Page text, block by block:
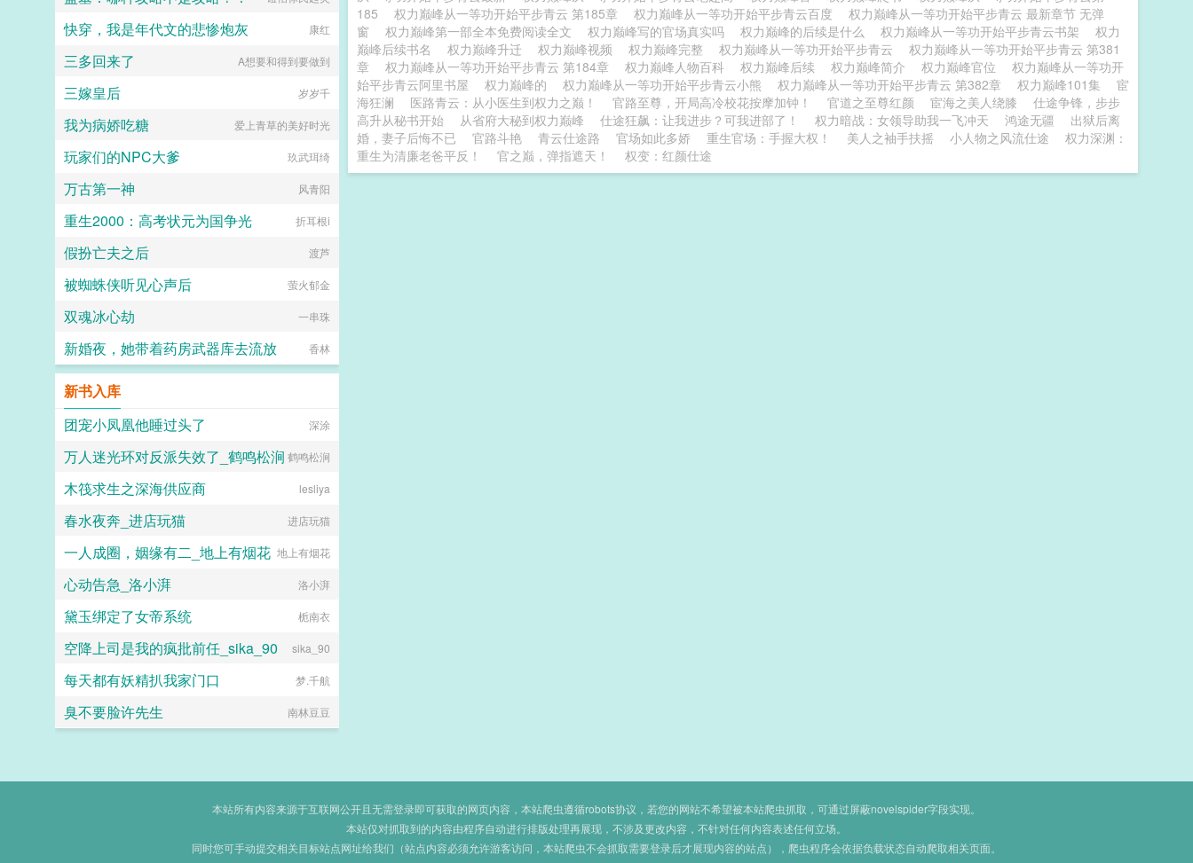
185
权力巅峰从一等功开始平步青云 第185章 权力巅峰从一等功开始平步青云百度
权力巅峰从一等功开始平步青云 最新章节 无弹
窗
权力巅峰第一部全本免费阅读全文 权力巅峰写的官场真实吗 权力巅峰的后续是什么 权力巅峰从一等功开始平步青云书架
权力
巅峰后续书名
权力巅峰升迁 权力巅峰视频 权力巅峰完整 权力巅峰从一等功开始平步青云
权力巅峰从一等功开始平步青云 第381
章
权力巅峰从一等功开始平步青云 第184章 权力巅峰人物百科 权力巅峰后续 权力巅峰简介 权力巅峰官位
权力巅峰从一等功开
始平步青云阿里书屋
权力巅峰的 权力巅峰从一等功开始平步青云小熊 权力巅峰从一等功开始平步青云 第382章 权力巅峰101集
宦
海狂澜
医路青云：从小医生到权力之巅！ 官路至尊，开局高冷校花按摩加钟！ 官道之至尊红颜 宦海之美人绕膝
仕途争锋，步步
高升从秘书开始
从省府大秘到权力巅峰 仕途狂飙：让我进步？可我进部了！ 权力暗战：女领导助我一飞冲天 鸿途无疆
出狱后离
婚，妻子后悔不已
官路斗艳 青云仕途路 官场如此多娇 重生官场：手握大权！ 美人之袖手扶摇 小人物之风流仕途
权力深渊：
重生为清廉老爸平反！
官之巅，弹指遮天！ 权变：红颜仕途
快穿，我是年代文的悲惨炮灰 康红
三多回来了 A想要和得到要做到
三嫁皇后 岁岁千
我为病娇吃糖 爱上青草的美好时光
玩家们的NPC大爹 玖武珥绮
万古第一神 风青阳
重生2000：高考状元为国争光 折耳根i
假扮亡夫之后 渡芦
被蜘蛛侠听见心声后 萤火郁金
双魂冰心劫 一串珠
新婚夜，她带着药房武器库去流放 香林
新书入库
团宠小凤凰他睡过头了
深涂
万人迷光环对反派失效了_鹤鸣松涧 鹤鸣松涧
木筏求生之深海供应商 lesliya
春水夜奔_进店玩猫 进店玩猫
一人成圈，姻缘有二_地上有烟花 地上有烟花
心动告急_洛小湃 洛小湃
黛玉绑定了女帝系统 栀南衣
空降上司是我的疯批前任_sika_90 sika_90
每天都有妖精扒我家门口 梦.千航
臭不要脸许先生 南林豆豆
本站所有内容来源于互联网公开且无需登录即可获取的网页内容，本站爬虫遵循robots协议，若您的网站不希望被本站爬虫抓取，可通过屏蔽novelspider字段实现。
本站仅对抓取到的内容由程序自动进行排版处理再展现，不涉及更改内容，不针对任何内容表述任何立场。
同时您可手动提交相关目标站点网址给我们（站点内容必须允许游客访问，本站爬虫不会抓取需要登录后才展现内容的站点），爬虫程序会依据负载状态自动爬取相关页面。